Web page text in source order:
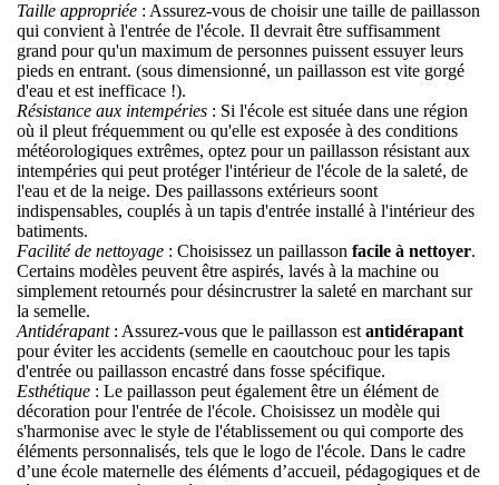
Taille appropriée : Assurez-vous de choisir une taille de paillasson
qui convient à l'entrée de l'école. Il devrait être suffisamment
grand pour qu'un maximum de personnes puissent essuyer leurs
pieds en entrant. (sous dimensionné, un paillasson est vite gorgé
d'eau et est inefficace !).
Résistance aux intempéries : Si l'école est située dans une région
où il pleut fréquemment ou qu'elle est exposée à des conditions
météorologiques extrêmes, optez pour un paillasson résistant aux
intempéries qui peut protéger l'intérieur de l'école de la saleté, de
l'eau et de la neige. Des paillassons extérieurs soont
indispensables, couplés à un tapis d'entrée installé à l'intérieur des
batiments.
Facilité de nettoyage : Choisissez un paillasson facile à nettoyer.
Certains modèles peuvent être aspirés, lavés à la machine ou
simplement retournés pour désincrustrer la saleté en marchant sur
la semelle.
Antidérapant: Assurez-vous que le paillasson est antidérapant
pour éviter les accidents (semelle en caoutchouc pour les tapis
d'entrée ou paillasson encastré dans fosse spécifique.
Esthétique : Le paillasson peut également être un élément de
décoration pour l'entrée de l'école. Choisissez un modèle qui
s'harmonise avec le style de l'établissement ou qui comporte des
éléments personnalisés, tels que le logo de l'école. Dans le cadre
d’une école maternelle des éléments d’accueil, pédagogiques et de